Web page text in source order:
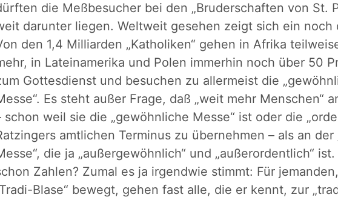
die Meßbesucher bei den „Bruderschaften von St.
darunter liegen. Weltweit gesehen zeigt sich ein noch
den 1,4 Milliarden „Katholiken“ gehen in Afrika
in Lateinamerika und Polen immerhin noch über 50
Gottesdienst und besuchen zu allermeist die
Es steht außer Frage, daß „weit mehr Menschen“
schon weil sie die „gewöhnliche Messe“ ist oder die
amtlichen Terminus zu übernehmen – als an
die ja „außergewöhnlich“ und „außerordentlich“
Zahlen? Zumal es ja irgendwie stimmt: Für
Blase“ bewegt, gehen fast alle, die er kennt, zur